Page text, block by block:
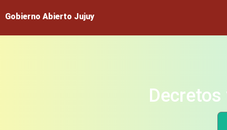
Gobierno Abierto Jujuy